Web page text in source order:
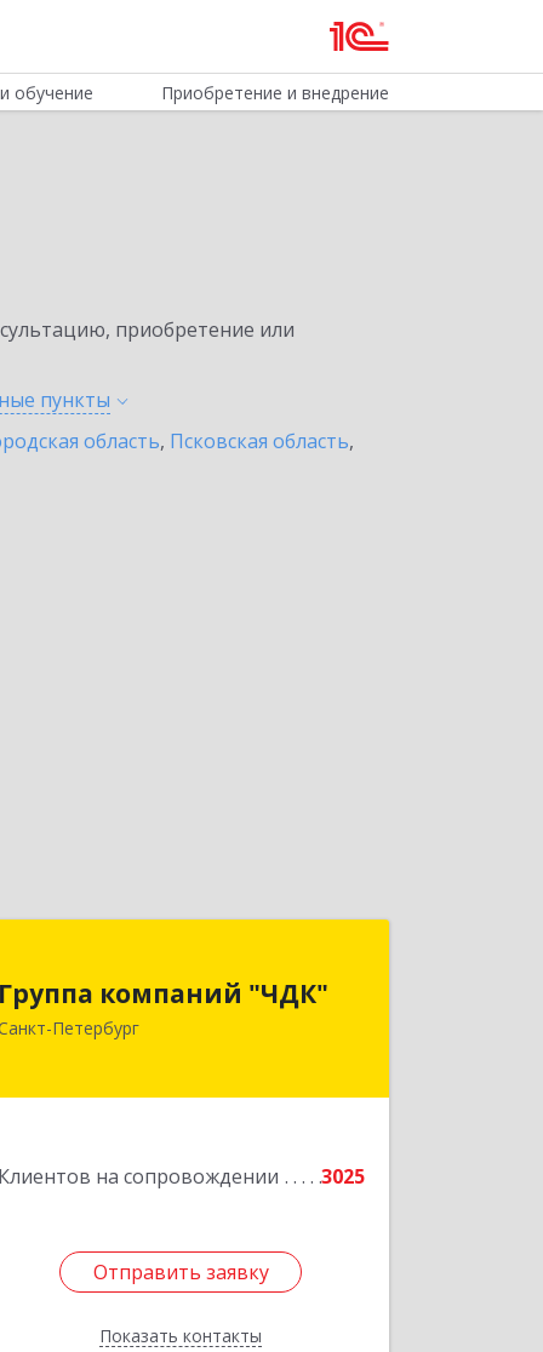
обучение Приобретение и внедрение
приобретение или
пункты
область, Псковская область,
Группа компаний "ЧДК"
Петербург
Клиентов на сопровождении 3025
Отправить заявку
Показать контакты
191119, Санкт-Петербург г, вн.тер.г.
муниципальный округ Владимирский
литера А, пом.5-Н
Отправить заявку
Назад